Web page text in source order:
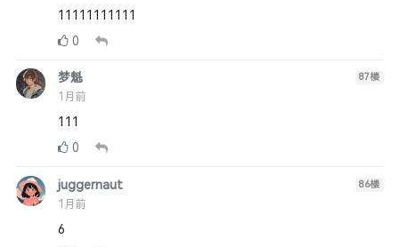
11111111111
0
梦魁
1月前
87楼
111
0
juggernaut
1月前
86楼
6